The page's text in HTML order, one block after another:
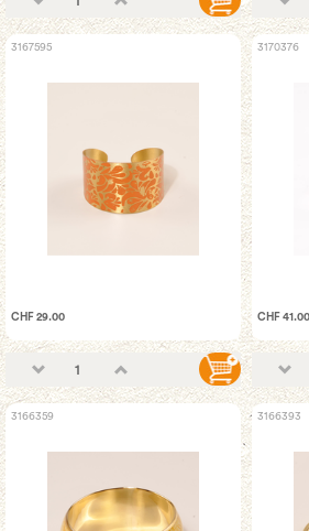
3167595
CHF 29.00
3170376
CHF 41.00
3166359 3166393